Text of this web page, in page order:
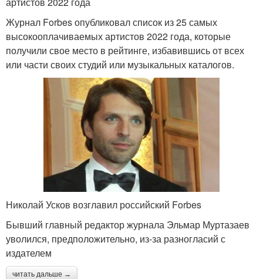
Журнал Forbes опубликовал список из 25 самых
высокооплачиваемых артистов 2022 года, которые
получили свое место в рейтинге, избавившись от всех
или части своих студий или музыкальных каталогов.
Николай Усков возглавил российский Forbes
Бывший главный редактор журнала Эльмар Муртазаев
уволился, предположительно, из-за разногласий с
издателем
читать дальше →